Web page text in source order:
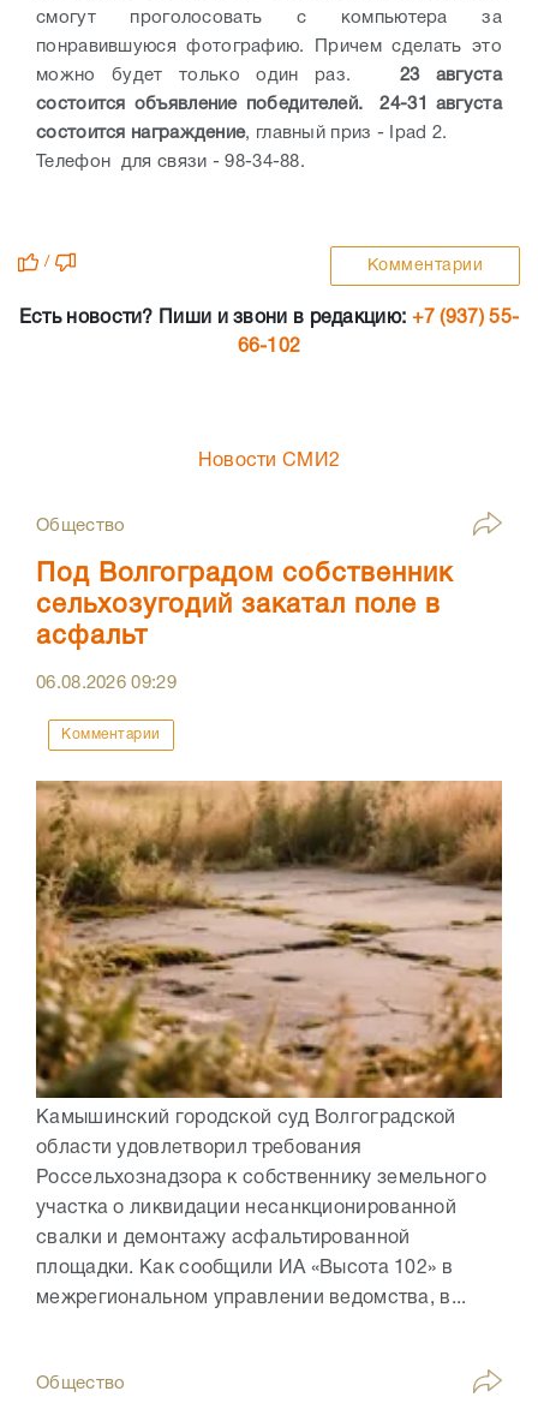
смогут проголосовать с компьютера за
понравившуюся фотографию. Причем сделать это
можно будет только один раз. 23 августа
состоится объявление победителей. 24-31 августа
состоится награждени­е, главный приз - Ipad 2.
Телефон для связи - 98-34-88.
/ Комментарии
Есть новости? Пиши и звони в редакцию: +7 (937) 55-
66-102
Новости СМИ2
Общество
Под Волгоградом собственник
сельхозугодий закатал поле в
асфальт
06.08.202609:29
Комментарии
Камышинский городской суд Волгоградской
области удовлетворил требования
Россельхознадзора к собственнику земельного
участка о ликвидации несанкционированной
свалки и демонтажу асфальтированной
площадки. Как сообщили ИА «Высота 102» в
межрегиональном управлении ведомства, в...
Общество